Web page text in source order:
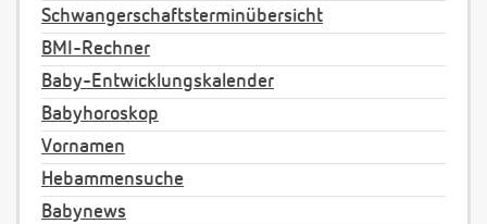
Schwangerschaftsterminübersicht
BMI-Rechner
Baby-Entwicklungskalender
Babyhoroskop
Vornamen
Hebammensuche
Babynews